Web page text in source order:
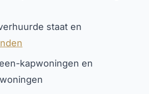
staat en
kapwoningen en